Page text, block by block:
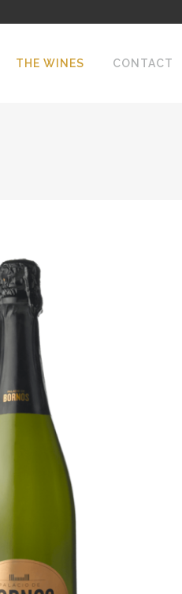
THE WINES CONTACT